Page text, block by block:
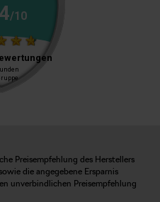
Preisempfehlung des Herstellers
die angegebene Ersparnis
unverbindlichen Preisempfehlung